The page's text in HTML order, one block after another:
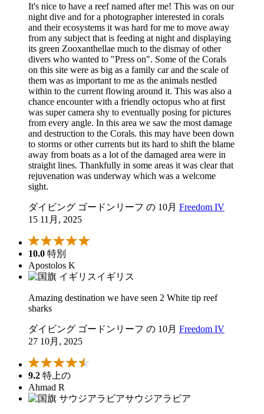
It's nice to have a reef named after me! This was on our
night dive and for a photographer interested in corals
and their ecosystems it was hard for me to move away
from any subject that is feeding at night and displaying
its green Zooxanthellae much to the dismay of other
divers who wanted to "Press on". Some of the Corals
on this site were as big as a family car and the scale of
them was as important to me as the animals nestled
within to the current flowing around it. This was also a
chance encounter with a friendly octopus who at first
was super camera shy to eventually posing for pictures
from every angle. In this area we saw the most damage
and destruction to the Corals. this may have been down
to storms or other currents but its hard to shift the blame
away from boats as a lot of the damaged area were in
straight lines. Thankfully in some areas it was clear that
rejuvenation was underway which was a welcome
sight.
ダイビング ゴードンリーフ の 10月 Freedom IV
15 11月, 2025
10.0 特別
Apostolos K
イギリス
Amazing destination we have seen 2 White tip reef
sharks
ダイビング ゴードンリーフ の 10月 Freedom IV
27 10月, 2025
9.2 特上の
Ahmad R
サウジアラビア